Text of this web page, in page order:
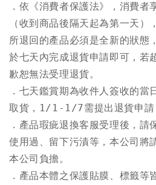
． 依《消費者保護法》，消費者
（收到商品後隔天起為第一天）
所退回的產品必須是全新的狀態
於七天內完成退貨申請即可，若
歉恕無法受理退貨。
． 七天鑑賞期為收件人簽收的
取貨，1/1-1/7需提出退貨申請
． 產品瑕疵退換客服受理後，請
使用過、留下污漬等，本公司將
本公司負擔。
．產品本體之保護貼膜、標籤等